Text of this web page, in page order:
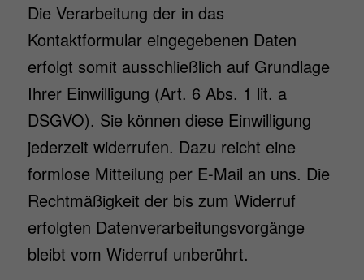
Die Verarbeitung der in das
Kontaktformular eingegebenen Daten
erfolgt somit ausschließlich auf Grundlage
Ihrer Einwilligung (Art. 6 Abs. 1 lit. a
DSGVO). Sie können diese Einwilligung
jederzeit widerrufen. Dazu reicht eine
formlose Mitteilung per E-Mail an uns. Die
Rechtmäßigkeit der bis zum Widerruf
erfolgten Datenverarbeitungsvorgänge
bleibt vom Widerruf unberührt.